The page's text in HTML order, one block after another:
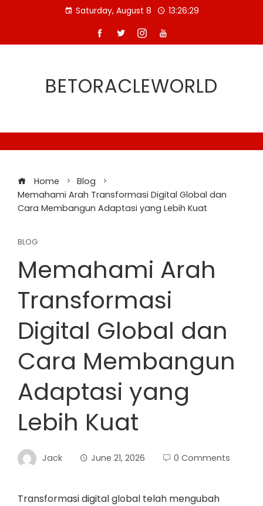
Saturday, August 8 13:26:30
BETORACLEWORLD
Home
Blog
Memahami Arah Transformasi Digital Global dan
Cara Membangun Adaptasi yang Lebih Kuat
BLOG
Memahami Arah
Transformasi
Digital Global dan
Cara Membangun
Adaptasi yang
Lebih Kuat
Jack June 21, 2026 0 Comments
Transformasi digital global telah mengubah